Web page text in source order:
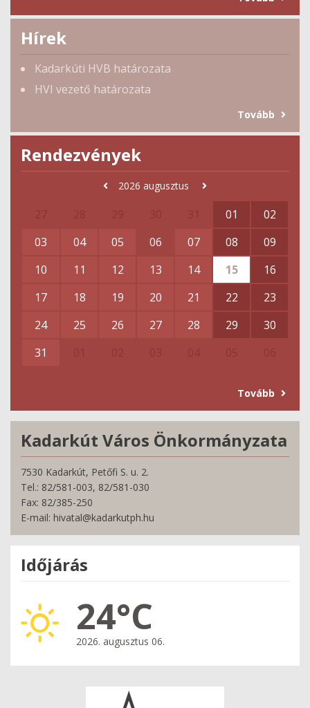
Hírek
Kadarkúti HVB határozata
HVI vezető határozata
Tovább
Rendezvények
2026 augusztus
01
02
03
04 05 06 07 08
09
10
11 12 13 14 15
16
17
18 19 20 21 22
23
24
25 26 27 28 29
30
31
Tovább
Kadarkút Város Önkormányzata
7530 Kadarkút, Petőfi S. u. 2.
Tel.: 82/581-003, 82/581-030
Fax: 82/385-250
E-mail: hivatal@kadarkutph.hu
Időjárás
24°C
2026. augusztus 06.